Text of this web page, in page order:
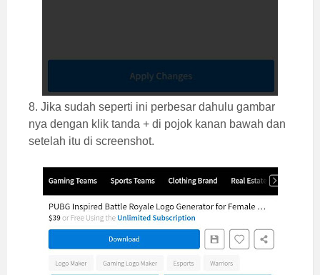
8. Jika sudah seperti ini perbesar dahulu gambar
nya dengan klik tanda + di pojok kanan bawah dan
setelah itu di screenshot.